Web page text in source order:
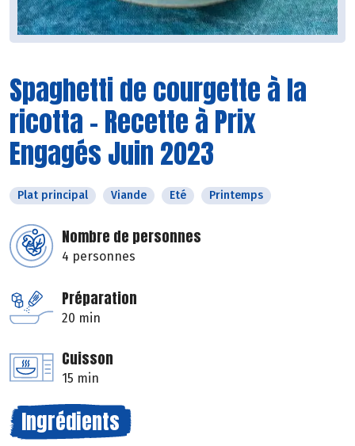
Spaghetti de courgette à la
ricotta - Recette à Prix
Engagés Juin 2023
Plat principal Viande Eté Printemps
Nombre de personnes
4 personnes
Préparation
20 min
Cuisson
15 min
Ingrédients